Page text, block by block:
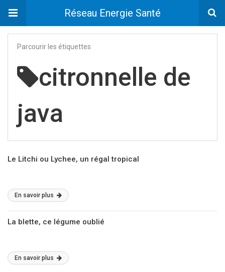
Réseau Energie Santé
Parcourir les étiquettes
citronnelle de
java
Le Litchi ou Lychee, un régal tropical
En savoir plus
La blette, ce légume oublié
En savoir plus